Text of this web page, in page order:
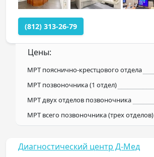
(812) 313-26-79
Цены:
МРТ пояснично-крестцового отдела
МРТ позвоночника (1 отдел)
МРТ двух отделов позвоночника
МРТ всего позвоночника (трех отделов)
Диагностический центр Д-Мед